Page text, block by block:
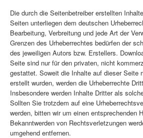
Die durch die Seitenbetreiber erstellten
Seiten unterliegen dem deutschen
Bearbeitung, Verbreitung und jede Art der
Grenzen des Urheberrechtes bedürfen der
des jeweiligen Autors bzw. Erstellers.
Seite sind nur für den privaten, nicht
gestattet. Soweit die Inhalte auf dieser Seite
erstellt wurden, werden die Urheberrechte
Insbesondere werden Inhalte Dritter als
Sollten Sie trotzdem auf eine
werden, bitten wir um einen entsprechenden
Bekanntwerden von Rechtsverletzungen
umgehend entfernen.